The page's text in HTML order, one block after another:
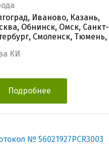
Иваново, Казань,
Обнинск, Омск, Санкт-
Смоленск,
КИ
Подробнее
№ 56021927PCR3003